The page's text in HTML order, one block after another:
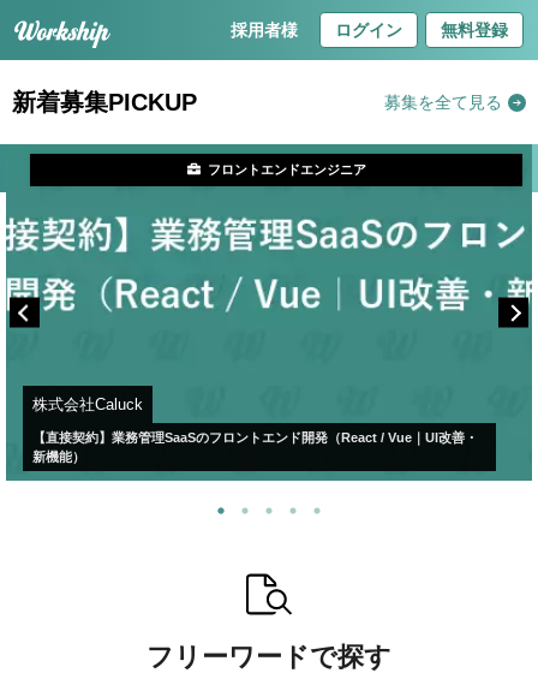
採用者様 ログイン 無料登録
新着募集PICKUP 募集を全て見る
株式会社Caluck
【直接契約】業務管理SaaSのフロントエンド開発（React / Vue｜UI改善・
新機能）
フロントエンドエンジニア
フリーワードで探す